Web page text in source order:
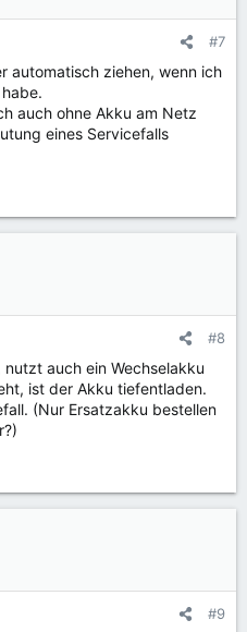
#7
automatisch ziehen, wenn ich
auch ohne Akku am Netz
eines Servicefalls
#8
auch ein Wechselakku
ist der Akku tiefentladen.
(Nur Ersatzakku bestellen
#9